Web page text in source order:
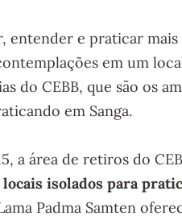
entender e praticar
em um
do CEBB, que são os
em Sanga.
a área de retiros do
locais isolados para
Padma Samten